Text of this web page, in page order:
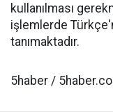
kullanılması
işlemlerde
tanımaktadır.
5haber /